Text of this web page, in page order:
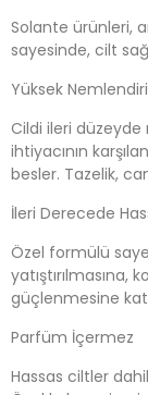
Solante ürünleri,
sayesinde, cilt
Yüksek
Cildi ileri
ihtiyacının
besler. Tazelik,
İleri Derecede
Özel formülü
yatıştırılmasına,
güçlenmesine
Parfüm İçermez
Hassas ciltler